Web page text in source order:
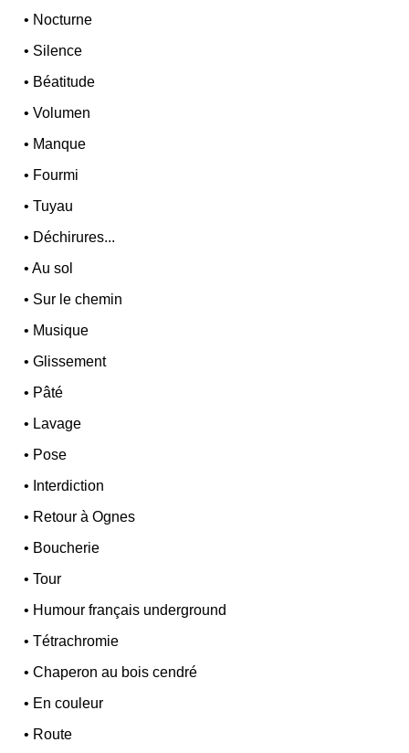
• Nocturne
• Silence
• Béatitude
•Volumen
• Manque
• Fourmi
•Tuyau
• Déchirures...
•Au sol
• Sur le chemin
• Musique
•Glissement
• Pâté
• Lavage
• Pose
• Interdiction
• Retour à Ognes
• Boucherie
•Tour
• Humour français underground
•Tétrachromie
•Chaperon au bois cendré
• En couleur
• Route